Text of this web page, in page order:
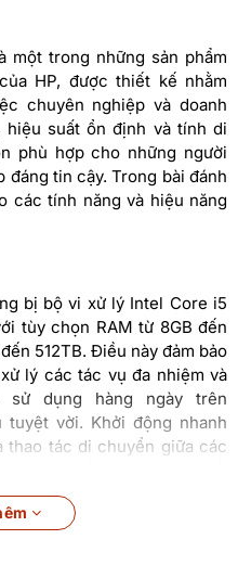
một trong những sản phẩm
HP, được thiết kế nhằm
chuyên nghiệp và doanh
suất ổn định và tính di
phù hợp cho những người
tin cậy. Trong bài đánh
các tính năng và hiệu năng
bị bộ vi xử lý Intel Core i5
tùy chọn RAM từ 8GB đến
512TB. Điều này đảm bảo
lý các tác vụ đa nhiệm và
sử dụng hàng ngày trên
vời. Khởi động nhanh
thao tác di chuyển giữa các
người dùng.Đối với tác vụ
840 G6 không phải là một